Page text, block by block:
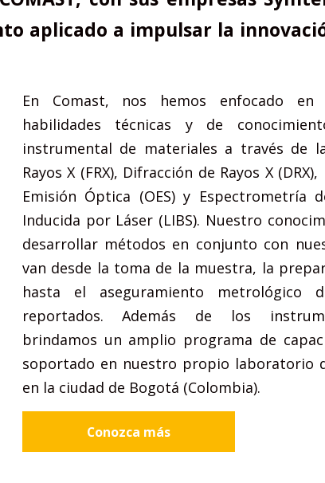
aplicado a impulsar la
En Comast, nos hemos enfocado
habilidades técnicas y de
instrumental de materiales a través de
Rayos X (FRX), Difracción de Rayos X
Emisión Óptica (OES) y Espectrometría
Inducida por Láser (LIBS). Nuestro
desarrollar métodos en conjunto con
van desde la toma de la muestra, la
hasta el aseguramiento metrológico
reportados. Además de los
brindamos un amplio programa de
soportado en nuestro propio laboratorio
en la ciudad de Bogotá (Colombia).
Conozca más